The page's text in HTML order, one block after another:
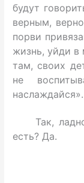
будут
верным,
порви
жизнь, уйди в
там, своих
не
Так,
есть? Да.